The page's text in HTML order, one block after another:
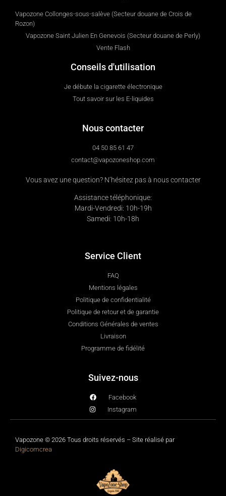
Vapozone Collonges-sous-salève (Secteur douane de Crois de
Rozon)
Vapozone Saint Julien En Genevois (Secteur douane de Perly)
Vente Flash
Conseils d'utilisation
Je débute la cigarette électronique
Tout savoir sur les E-liquides
Nous contacter
04 50 85 61 47
contact@vapozoneshop.com
Vous avez une question? N’hésitez pas à nous contacter
Assistance téléphonique:
Mardi-Vendredi: 10h-19h
Samedi: 10h-18h
Service Client
FAQ
Mentions légales
Politique de confidentialité
Politique de retour et de garantie
Conditions Générales de ventes
Livraison
Programme de fidélité
Suivez-nous
Facebook
Instagram
Vapozone © 2026 Tous droits réservés – Site réalisé par
Digicomcrea